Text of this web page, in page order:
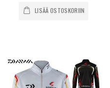
LISÄÄ OSTOSKORIIN